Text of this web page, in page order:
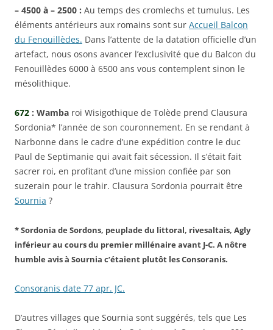
– 4500 à – 2500 : Au temps des cromlechs et tumulus. Les
éléments antérieurs aux romains sont sur Accueil Balcon
du Fenouillèdes. Dans l’attente de la datation officielle d’un
artefact, nous osons avancer l’exclusivité que du Balcon du
Fenouillèdes 6000 à 6500 ans vous contemplent sinon le
mésolithique.
672 : Wamba roi Wisigothique de Tolède prend Clausura
Sordonia* l’année de son couronnement. En se rendant à
Narbonne dans le cadre d’une expédition contre le duc
Paul de Septimanie qui avait fait sécession. Il s’était fait
sacrer roi, en profitant d’une mission confiée par son
suzerain pour le trahir. Clausura Sordonia pourrait être
Sournia ?
* Sordonia de Sordons, peuplade du littoral, rivesaltais, Agly
inférieur au cours du premier millénaire avant J-C. A nôtre
humble avis à Sournia c’étaient plutôt les Consoranis.
Consoranis date 77 apr. JC.
D’autres villages que Sournia sont suggérés, tels que Les